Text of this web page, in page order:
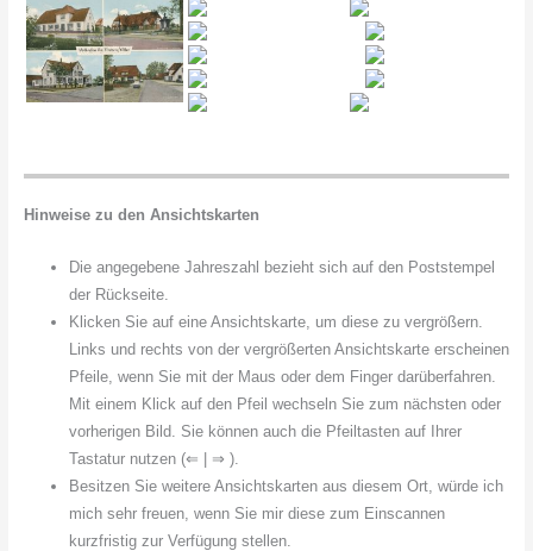
Hinweise zu den Ansichtskarten
Die angegebene Jahreszahl bezieht sich auf den Poststempel
der Rückseite.
Klicken Sie auf eine Ansichtskarte, um diese zu vergrößern.
Links und rechts von der vergrößerten Ansichtskarte erscheinen
Pfeile, wenn Sie mit der Maus oder dem Finger darüberfahren.
Mit einem Klick auf den Pfeil wechseln Sie zum nächsten oder
vorherigen Bild. Sie können auch die Pfeiltasten auf Ihrer
Tastatur nutzen (⇐ | ⇒ ).
Besitzen Sie weitere Ansichtskarten aus diesem Ort, würde ich
mich sehr freuen, wenn Sie mir diese zum Einscannen
kurzfristig zur Verfügung stellen.